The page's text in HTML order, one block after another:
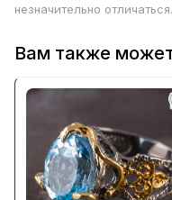
незначительно отличаться.
Вам также